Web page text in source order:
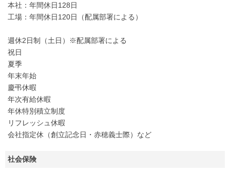
本社：年間休日128日
工場：年間休日120日（配属部署による）
週休2日制（土日）※配属部署による
祝日
夏季
年末年始
慶弔休暇
年次有給休暇
年休特別積立制度
リフレッシュ休暇
会社指定休（創立記念日・赤穂義士際）など
社会保険